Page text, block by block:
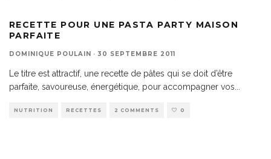
RECETTE POUR UNE PASTA PARTY MAISON
PARFAITE
DOMINIQUE POULAIN · 30 SEPTEMBRE 2011
Le titre est attractif, une recette de pâtes qui se doit d’être
parfaite, savoureuse, énergétique, pour accompagner vos
NUTRITION RECETTES 2 COMMENTS 0